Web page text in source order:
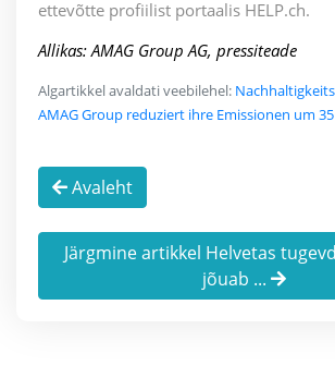
ettevõtte profiilist portaalis HELP.ch.
Allikas: AMAG Group AG, pressiteade
Algartikkel avaldati veebilehel:
AMAG Group reduziert ihre Emissionen um
Avaleht
Järgmine artikkel Helvetas
jõuab ...